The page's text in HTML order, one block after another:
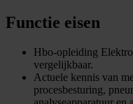
Functie eisen
Hbo-opleiding
vergelijkbaar.
Actuele kennis van
procesbesturing,